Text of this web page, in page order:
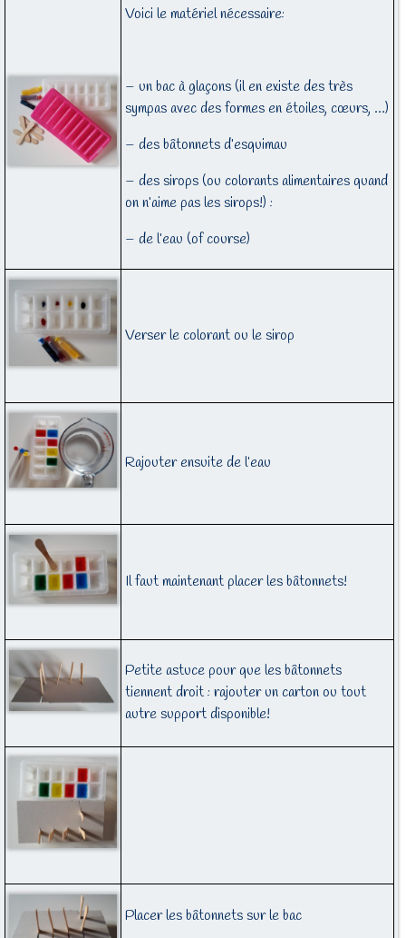
Voici le matériel nécessaire:
– un bac à glaçons (il en existe des très
sympas avec des formes en étoiles, cœurs, …)
– des bâtonnets d’esquimau
– des sirops (ou colorants alimentaires quand
on n’aime pas les sirops!) :
– de l’eau (of course)
Verser le colorant ou le sirop
Rajouter ensuite de l’eau
Il faut maintenant placer les bâtonnets!
Petite astuce pour que les bâtonnets
tiennent droit : rajouter un carton ou tout
autre support disponible!
Placer les bâtonnets sur le bac